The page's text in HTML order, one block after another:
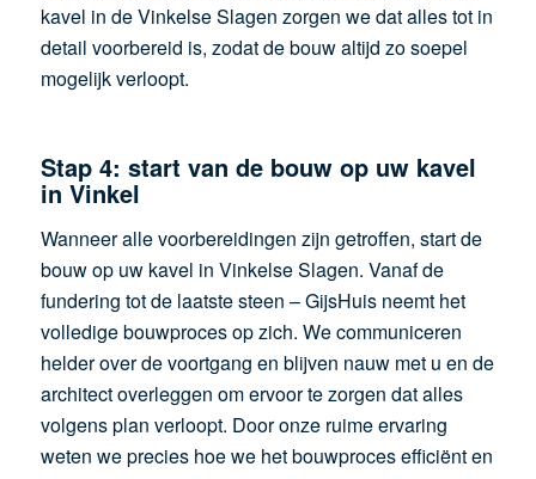
kavel in de Vinkelse Slagen zorgen we dat alles tot in
detail voorbereid is, zodat de bouw altijd zo soepel
mogelijk verloopt.
Stap 4: start van de bouw op uw kavel
in Vinkel
Wanneer alle voorbereidingen zijn getroffen, start de
bouw op uw kavel in Vinkelse Slagen. Vanaf de
fundering tot de laatste steen – GijsHuis neemt het
volledige bouwproces op zich. We communiceren
helder over de voortgang en blijven nauw met u en de
architect overleggen om ervoor te zorgen dat alles
volgens plan verloopt. Door onze ruime ervaring
weten we precies hoe we het bouwproces efficiënt en